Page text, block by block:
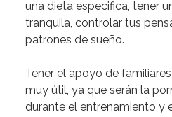
una dieta especifica, tener
tranquila, controlar tus
patrones de sueño.
Tener el apoyo de
muy útil, ya que serán la
durante el entrenamiento y